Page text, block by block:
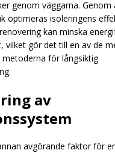
genom väggarna.
optimeras isoleringens
kan minska
vilket gör det till en av de
för långsiktig
av
avgörande faktor för